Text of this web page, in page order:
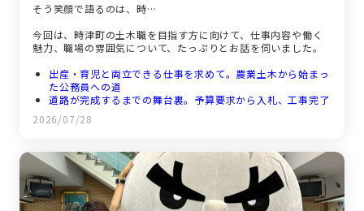
そう笑顔で語るのは、時…
今回は、時津町の土木職を目指す方に向けて、仕事内容や働く
魅力、職場の雰囲気について、たっぷりとお話を伺いました。
出産・育児と両立できる仕事を求めて。農業土木から始まっ
た公務員への道
道路が完成するまでの舞台裏。予算要求から入札、工事完了
までの全工程
「簡単にやり直せない」の重み。女性土木職員として歩んだ
笑い声が絶えない区画整理課。子育てしながら働ける時津町
の職場環境
2026/07/28